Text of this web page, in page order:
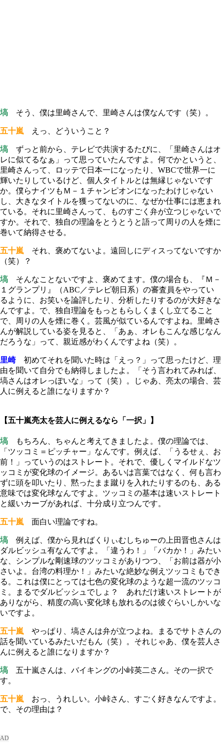
塙 そう、僕は里崎さんで、里崎さんは僕なんです（笑）。
五十嵐 えっ、どういうこと？
塙 ずっと前から、テレビで共演するたびに、「里崎さんはオ
レに似てるなぁ」って思っていたんですよ。何でかというと、
里崎さんって、ロッテで日本一になったり、WBCで世界一に
輝いたりしているけど、個人タイトルとは無縁じゃないです
か。僕らナイツもＭ－１チャンピオンになったわけじゃない
し、大きなタイトルを獲ってないのに、なぜか仕事には恵まれ
ている。それに里崎さんって、ものすごく弁が立つじゃないで
すか。それで、独自の理論をとうとうと語って周りの人を煙に
巻いて納得させる。
五十嵐 それ、褒めてないよ。遠回しにディスってないですか
（笑）？
塙 そんなことないですよ、褒めてます。僕の場合も、『Ｍ－
１グランプリ』（ABC／テレビ朝日系）の審査員をやってい
るように、お笑いを論評したり、分析したりするのが大好きな
んですよ。で、独自理論をもっともらしくまくし立てること
で、周りの人を煙に巻く。芸風が似ているんですよね。里崎さ
んが解説している姿を見ると、「あぁ、オレもこんな感じなん
だろうな」って、親近感がわくんですよね（笑）。
里崎初めてそれを聞いた時は「えっ？」って思ったけど、理
由を聞いて自分でも納得しましたよ。「そう言われてみれば、
塙さんはオレっぽいな」って（笑）。じゃあ、亮太の場合、芸
人に例えると誰になりますか？
【五十嵐亮太を芸人に例えるなら「一択」】
塙 もちろん、ちゃんと考えてきましたよ。僕の理論では、
「ツッコミ＝ピッチャー」なんです。例えば、「うるせぇ、お
前！」っていうのはストレート。それで、優しくマイルドなツ
ッコミが変化球のイメージ。あるいは言葉ではなく、何も言わ
ずに頭を叩いたり、黙ったまま蹴りを入れたりするのも、ある
意味では変化球なんですよ。ツッコミの基本は速いストレート
と緩いカーブがあれば、十分成り立つんです。
五十嵐 面白い理論ですね。
塙 例えば、僕から見ればくりぃむしちゅーの上田晋也さんは
ダルビッシュ有なんですよ。「違うわ！」「バカか！」みたい
な、シンプルな剛速球のツッコミがありつつ、「お前は器が小
さいよ。台湾の料理か！」みたいな絶妙な例えツッコミもでき
る。これは僕にとっては七色の変化球のような超一流のツッコ
ミ。まるでダルビッシュでしょ？ あれだけ速いストレートが
ありながら、精度の高い変化球も放れるのは彼ぐらいしかいな
いですよ。
五十嵐 やっぱり、塙さんは弁が立つよね。まるでサトさんの
話を聞いているみたいだもん（笑）。それじゃあ、僕を芸人さ
んに例えると誰になりますか？
塙 五十嵐さんは、バイキングの小峠英二さん。その一択で
す。
五十嵐 おっ、うれしい。小峠さん、すごく好きなんですよ。
で、その理由は？